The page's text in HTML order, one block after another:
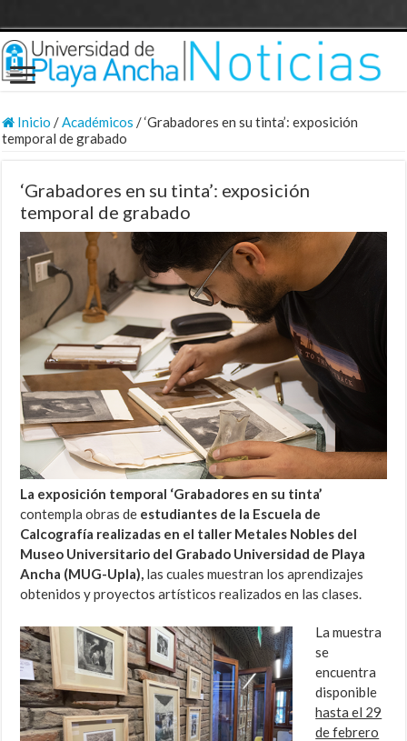
Inicio /Académicos /‘Grabadores en su tinta’: exposición
temporal de grabado
‘Grabadores en su tinta’: exposición
temporal de grabado
La exposición temporal ‘Grabadores en su tinta’
contempla obras de estudiantes de la Escuela de
Calcografía realizadas en el taller Metales Nobles del
Museo Universitario del Grabado Universidad de Playa
Ancha (MUG-Upla), las cuales muestran los aprendizajes
obtenidos y proyectos artísticos realizados en las clases.
La muestra
se
encuentra
disponible
hasta el 29
de febrero